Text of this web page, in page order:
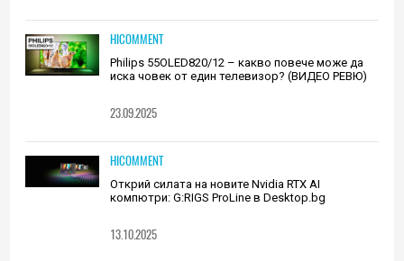
HICOMMENT
Philips 55OLED820/12 – какво повече може да
иска човек от един телевизор? (ВИДЕО РЕВЮ)
23.09.2025
HICOMMENT
Открий силата на новите Nvidia RTX AI
компютри: G:RIGS ProLine в Desktop.bg
13.10.2025